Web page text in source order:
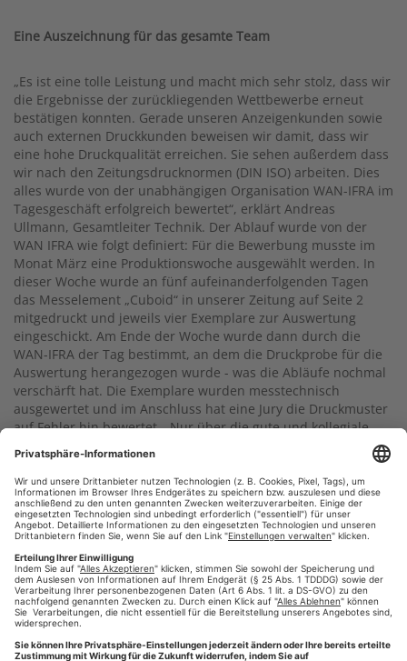
Eine Auszeichnung für das gesamte Team
„Es ist eine tolle Leistung und macht mich sehr stolz, dass wir
die Ergebnisse der zurückliegenden Wettbewerbe erneut
bestätigen konnten. Gerade unseren Anzeigenkunden sowie
auch externen Druckkunden beweisen wir damit, dass wir
eine hohe Druckqualität erreichen. Sie sehen außerdem dass
wir nach den Zeitungsdrucknormen (DIN ISO) arbeiten. Dies
alles wurde von der unabhängigen Organisation WAN-IFRA im
Tagesgeschäft erfolgreich bewertet“, erklärt Andreas
Ullmann, Gesamtleiter Technik. Der Ablauf wurde von der
WAN IFRA wie folgt definiert: Für die Bewerbung musste im
Monat März eine Produktionswoche ausgewählt werden. In
dieser Woche wurde an fünf aufeinanderfolgenden Tagen
das Messelement „Cuboid“ in unserer Zeitung auf Seite 2
mitgedruckt und jeweils vier Exemplare zur Auswertung
eingeschickt. Am Ende der Woche wurde dann durch die
WAN-IFRA der Tag bestimmt, an dem die Druckprobe für die
Auswertung herangezogen wurde - was die Abläufe nochmal
verschärft hat. Die Exemplare wurden messtechnisch
ausgewertet und im Anschluss hat eine Jury die Druckmuster
auf Fehler hin bewertet. „Nur über die gute und kollegiale
Zusammenarbeit der verschiedenen Bereiche im Haus
(Redaktion, MZA, Druckplattenherstellung und Rotation) war
dieses Ergebnis möglich. Gratulation und meinen großen
Dank hierfür an alle Beteiligten!“, so Andreas Ullmann.
#CQC,#Auszeichnung,#zeitung online,#Zeitung drucken,
#pressedruck,#augsburg
HINTERLASSEN SIE EINEN KOMMENTAR